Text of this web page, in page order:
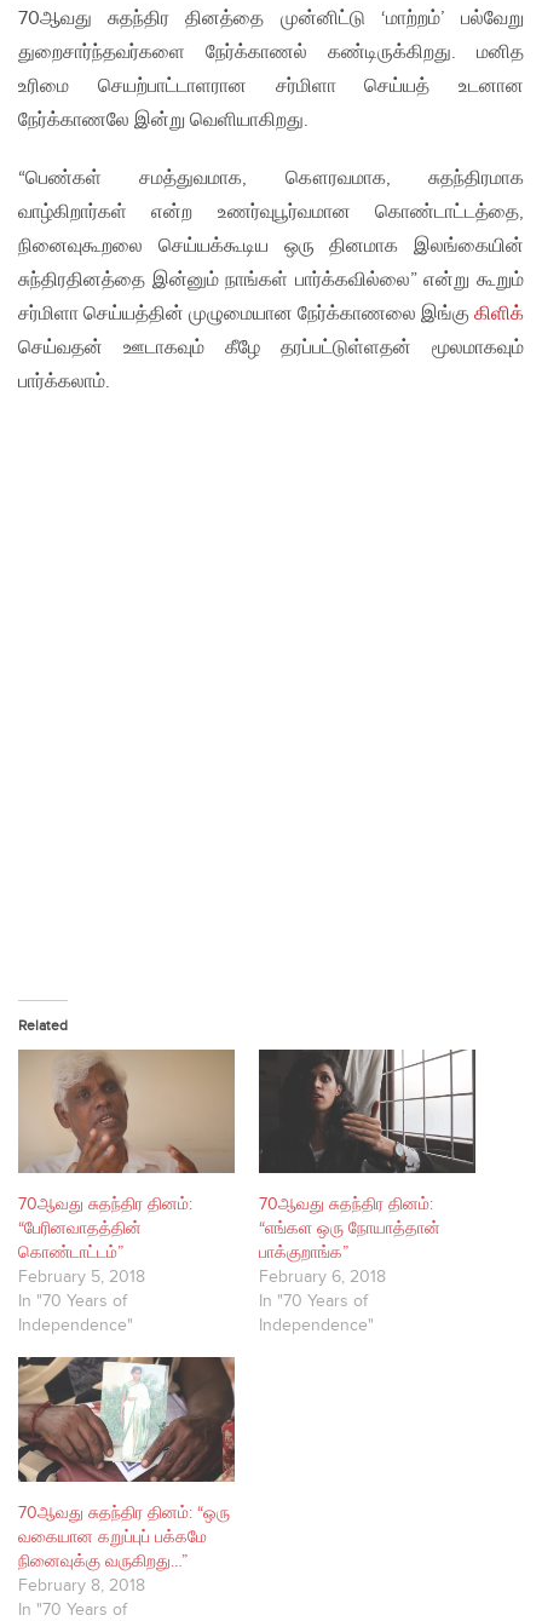
70ஆவது சுதந்திர தினத்தை முன்னிட்டு ‘மாற்றம்’ பல்வேறு
துறைசார்ந்தவர்களை நேர்க்காணல் கண்டிருக்கிறது. மனித
உரிமை செயற்பாட்டாளரான சர்மிளா செய்யத் உடனான
நேர்க்காணலே இன்று வெளியாகிறது.
“பெண்கள் சமத்துவமாக, கௌரவமாக, சுதந்திரமாக
வாழ்கிறார்கள் என்ற உணர்வுபூர்வமான கொண்டாட்டத்தை,
நினைவுகூறலை செய்யக்கூடிய ஒரு தினமாக இலங்கையின்
சுந்திரதினத்தை இன்னும் நாங்கள் பார்க்கவில்லை” என்று கூறும்
சர்மிளா செய்யத்தின் முழுமையான நேர்க்காணலை இங்கு கிளிக்
செய்வதன் ஊடாகவும் கீழே தரப்பட்டுள்ளதன் மூலமாகவும்
பார்க்கலாம்.
Related
70ஆவது சுதந்திர தினம்:
“பேரினவாதத்தின்
கொண்டாட்டம்”
February 5, 2018
In "70 Years of
Independence"
70ஆவது சுதந்திர தினம்:
“எங்கள ஒரு நோயாத்தான்
பாக்குறாங்க”
February 6, 2018
In "70 Years of
Independence"
70ஆவது சுதந்திர தினம்: “ஒரு
வகையான கறுப்புப் பக்கமே
நினைவுக்கு வருகிறது…”
February 8, 2018
In "70 Years of